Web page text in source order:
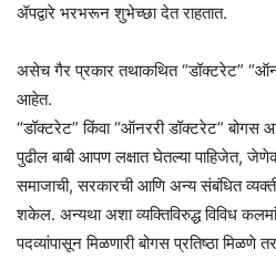
ॲपद्वारे भरभरून शुभेच्छा देत राहतात.
असेच गैर प्रकार तथाकथित “डॉक्टरेट”
आहेत.
“डॉक्टरेट” किंवा “ऑनररी डॉक्टरेट” बोगस
पुढील बाबी आपण लक्षात घेतल्या पाहिजेत,
समाजाची, सरकारची आणि अन्य संबंधित
शकेल. अन्यथा अशा व्यक्तिविरुद्ध विविध
पदव्यांपासून मिळणारी बोगस प्रतिष्ठा मिळणे